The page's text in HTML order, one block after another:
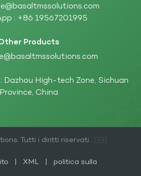
: +86 19567201995
Products
Dazhou High-tech Zone, Sichuan
Province, China
Tutti i diritti riservati .
| XML |
politica sulla